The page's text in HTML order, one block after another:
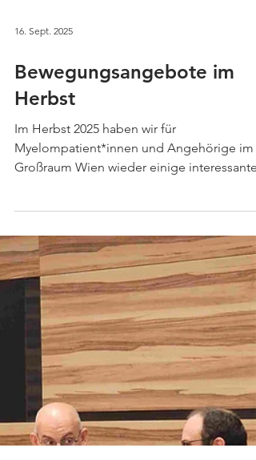
16. Sept. 2025
Bewegungsangebote im
Herbst